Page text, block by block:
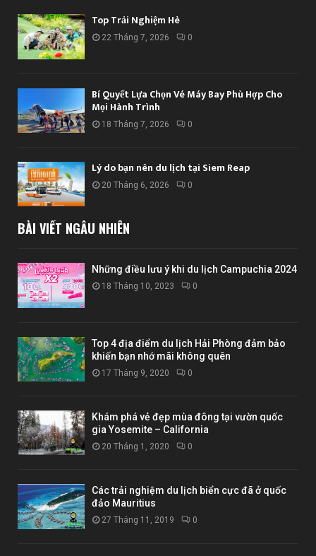
Top Trải Nghiệm Hè
22 Tháng 7, 2026 0
Bí Quyết Lựa Chọn Vé Máy Bay Phù Hợp Cho
Mọi Hành Trình
18 Tháng 7, 2026 0
Lý do bạn nên du lịch tại Siem Reap
20 Tháng 6, 2026 0
BÀI VIẾT NGẪU NHIÊN
Những điều lưu ý khi du lịch Campuchia 2024
18 Tháng 10, 2023 0
Top 4 địa điểm du lịch Hải Phòng đảm bảo
khiến bạn nhớ mãi không quên
17 Tháng 9, 2020 0
Khám phá vẻ đẹp mùa đông tại vườn quốc
gia Yosemite – California
20 Tháng 1, 2020 0
Các trải nghiệm du lịch biển cực đã ở quốc
đảo Mauritius
27 Tháng 11, 2019 0